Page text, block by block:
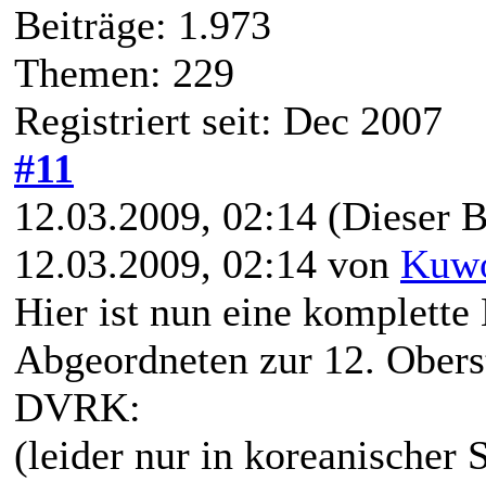
Beiträge: 1.973
Themen: 229
Registriert seit: Dec 2007
#11
12.03.2009, 02:14 (Dieser
12.03.2009, 02:14 von
Hier ist nun eine
Abgeordneten zur 12.
DVRK:
(leider nur in koreanischer